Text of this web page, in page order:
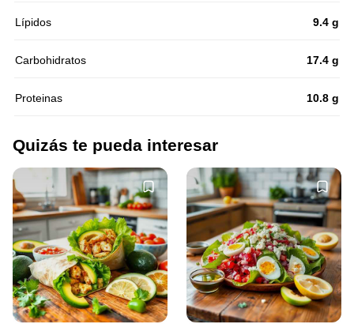
Lípidos 9.4 g
Carbohidratos 17.4 g
Proteinas 10.8 g
Quizás te pueda interesar